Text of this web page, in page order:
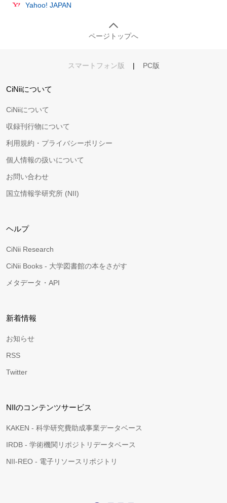
Yahoo! JAPAN
ページトップへ
スマートフォン版 | PC版
CiNiiについて
CiNiiについて
収録刊行物について
利用規約・プライバシーポリシー
個人情報の扱いについて
お問い合わせ
国立情報学研究所 (NII)
ヘルプ
CiNii Research
CiNii Books - 大学図書館の本をさがす
メタデータ・API
新着情報
お知らせ
RSS
Twitter
NIIのコンテンツサービス
KAKEN - 科学研究費助成事業データベース
IRDB - 学術機関リポジトリデータベース
NII-REO - 電子リソースリポジトリ